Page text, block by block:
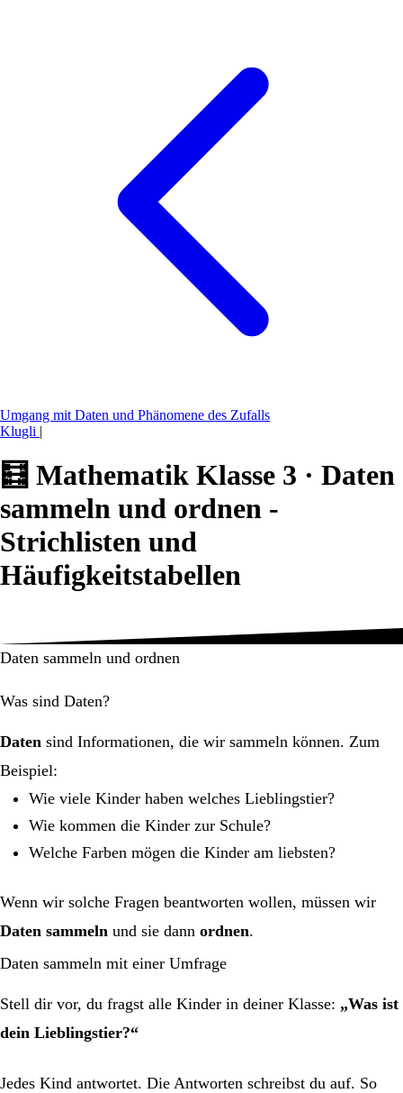
Umgang mit Daten und Phänomene des Zufalls
Klugli |
🧮 Mathematik Klasse 3 · Daten
sammeln und ordnen -
Strichlisten und
Häufigkeitstabellen
Daten sammeln und ordnen
Was sind Daten?
Daten sind Informationen, die wir sammeln können. Zum
Beispiel:
Wie viele Kinder haben welches Lieblingstier?
Wie kommen die Kinder zur Schule?
Welche Farben mögen die Kinder am liebsten?
Wenn wir solche Fragen beantworten wollen, müssen wir
Daten sammeln und sie dann ordnen.
Daten sammeln mit einer Umfrage
Stell dir vor, du fragst alle Kinder in deiner Klasse: „Was ist
dein Lieblingstier?“
Jedes Kind antwortet. Die Antworten schreibst du auf. So